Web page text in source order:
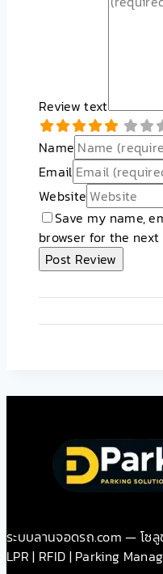
Review text
Name
Email
Website
Save my name,
browser for the
ระบบลานจอดรถ.com — โซ
LPR | RFID | Parking